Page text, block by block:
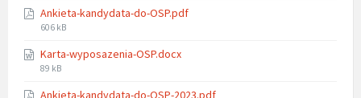
Ankieta-kandydata-do-OSP.pdf
File
606 kB
Karta-wyposazenia-OSP.docx
File
89 kB